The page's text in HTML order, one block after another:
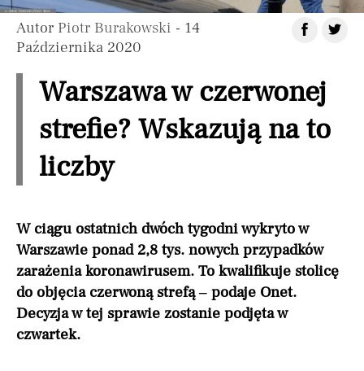
Autor Piotr Burakowski - 14
Października 2020
Warszawa w czerwonej
strefie? Wskazują na to
liczby
W ciągu ostatnich dwóch tygodni wykryto w
Warszawie ponad 2,8 tys. nowych przypadków
zarażenia koronawirusem. To kwalifikuje stolicę
do objęcia czerwoną strefą – podaje Onet.
Decyzja w tej sprawie zostanie podjęta w
czwartek.